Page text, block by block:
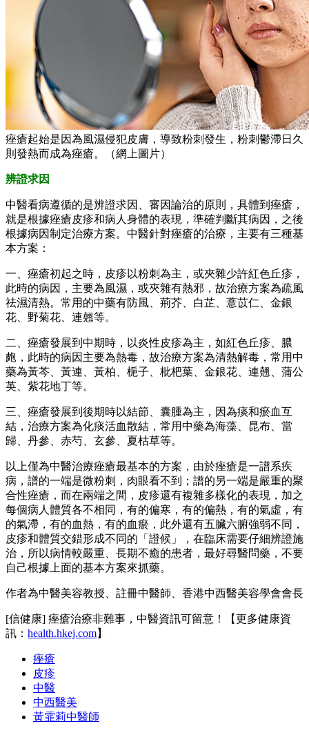
痤瘡起始是因為風濕侵犯皮膚，導致粉刺發生，粉刺鬱滯日久
則發熱而成為痤瘡。（網上圖片）
辨證求因
中醫看病遵循的是辨證求因、審因論治的原則，具體到痤瘡，
就是根據痤瘡皮疹和病人身體的表現，準確判斷其病因，之後
根據病因制定治療方案。中醫針對痤瘡的治療，主要有三種基
本方案：
一、痤瘡初起之時，皮疹以粉刺為主，或夾雜少許紅色丘疹，
此時的病因，主要為風濕，或夾雜有熱邪，故治療方案為疏風
祛濕清熱。常用的中藥有防風、荊芥、白芷、薏苡仁、金銀
花、野菊花、連翹等。
二、痤瘡發展到中期時，以炎性皮疹為主，如紅色丘疹、膿
皰，此時的病因主要為熱毒，故治療方案為清熱解毒，常用中
藥為黃芩、黃連、黃柏、梔子、枇杷葉、金銀花、連翹、蒲公
英、紫花地丁等。
三、痤瘡發展到後期時以結節、囊腫為主，因為痰和瘀血互
結，治療方案為化痰活血散結，常用中藥為海藻、昆布、當
歸、丹參、赤芍、玄參、夏枯草等。
以上僅為中醫治療痤瘡最基本的方案，由於痤瘡是一譜系疾
病，譜的一端是微粉刺，肉眼看不到；譜的另一端是嚴重的聚
合性痤瘡，而在兩端之間，皮疹還有複雜多樣化的表現，加之
每個病人體質各不相同，有的偏寒，有的偏熱，有的氣虛，有
的氣滯，有的血熱，有的血瘀，此外還有五臟六腑強弱不同，
皮疹和體質交錯形成不同的「證候」，在臨床需要仔細辨證施
治，所以病情較嚴重、長期不癒的患者，最好尋醫問藥，不要
自己根據上面的基本方案來抓藥。
作者為中醫美容教授、註冊中醫師、香港中西醫美容學會會長
[信健康] 痤瘡治療非難事，中醫資訊可留意！【更多健康資
訊： health.hkej.com】
痤瘡
皮疹
中醫
中西醫美
黃霏莉中醫師